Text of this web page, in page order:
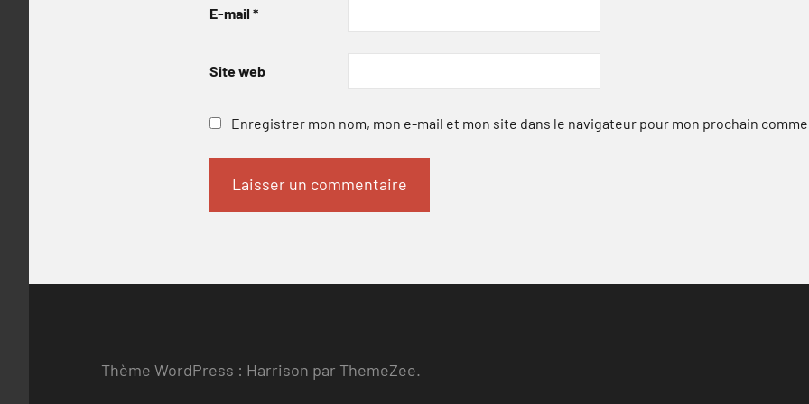
E-mail *
Site web
Enregistrer mon nom, mon e-mail et mon site dans le navigateur pour mon prochain
Thème WordPress : Harrison par ThemeZee.